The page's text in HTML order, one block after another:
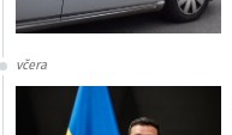
včera